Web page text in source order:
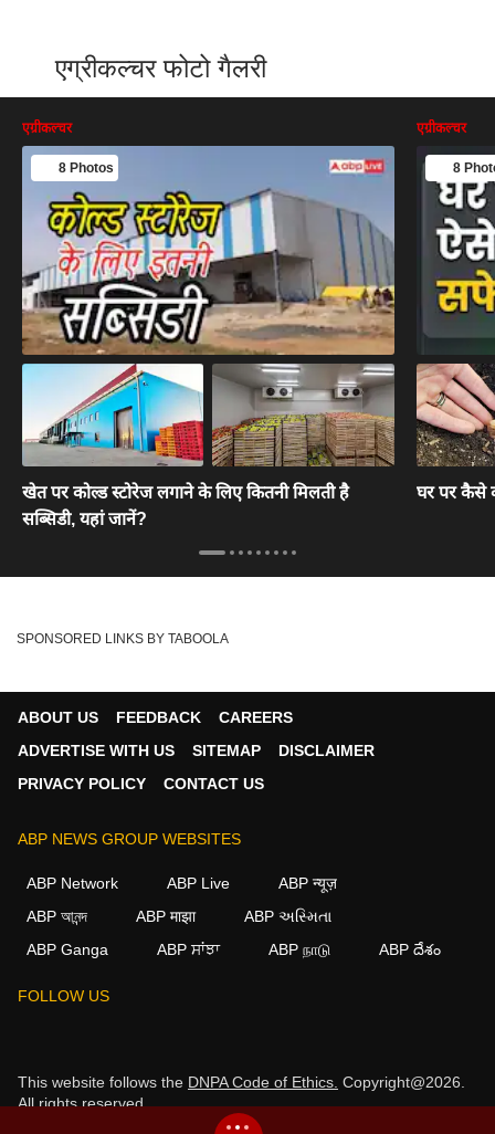
एग्रीकल्चर फोटो गैलरी
एग्रीकल्चर
8 Photos
खेत पर कोल्ड स्टोरेज लगाने के लिए कितनी मिलती है
सब्सिडी, यहां जानें?
एग्रीकल्चर
8
घर पर कैसे
SPONSORED LINKS BY TABOOLA
ABOUT US FEEDBACK
CAREERS
ADVERTISE WITH US
SITEMAP
DISCLAIMER
PRIVACY POLICY
CONTACT US
ABP NEWS GROUP WEBSITES
ABP Network ABP Live
ABP न्यूज़
ABP আনন্দ
ABP माझा
ABP અસ્મિતા
ABP Ganga
ABP ਸਾਂਝਾ ABP நாடு ABP దేశం
FOLLOW US
This website follows the DNPA Code of Ethics. Copyright@2026.
All rights reserved.